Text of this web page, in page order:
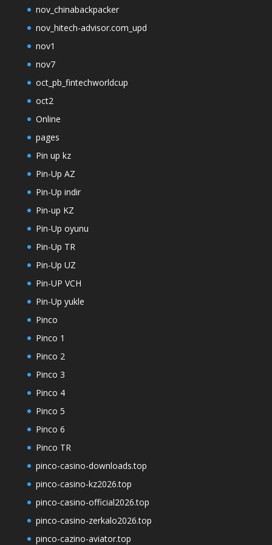
nov_chinabackpacker
nov_hitech-advisor.com_upd
nov1
nov7
oct_pb_fintechworldcup
oct2
Online
pages
Pin up kz
Pin-Up AZ
Pin-Up indir
Pin-up KZ
Pin-Up oyunu
Pin-Up TR
Pin-Up UZ
Pin-UP VCH
Pin-Up yukle
Pinco
Pinco 1
Pinco 2
Pinco 3
Pinco 4
Pinco 5
Pinco 6
Pinco TR
pinco-casino-downloads.top
pinco-casino-kz2026.top
pinco-casino-official2026.top
pinco-casino-zerkalo2026.top
pinco-cazino-aviator.top